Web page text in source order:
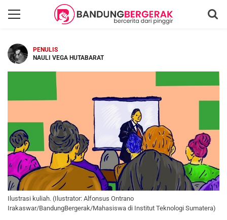
PENULIS
NAULI VEGA HUTABARAT
Ilustrasi kuliah. (Ilustrator: Alfonsus Ontrano
Irakaswar/BandungBergerak/Mahasiswa di Institut Teknologi Sumatera)